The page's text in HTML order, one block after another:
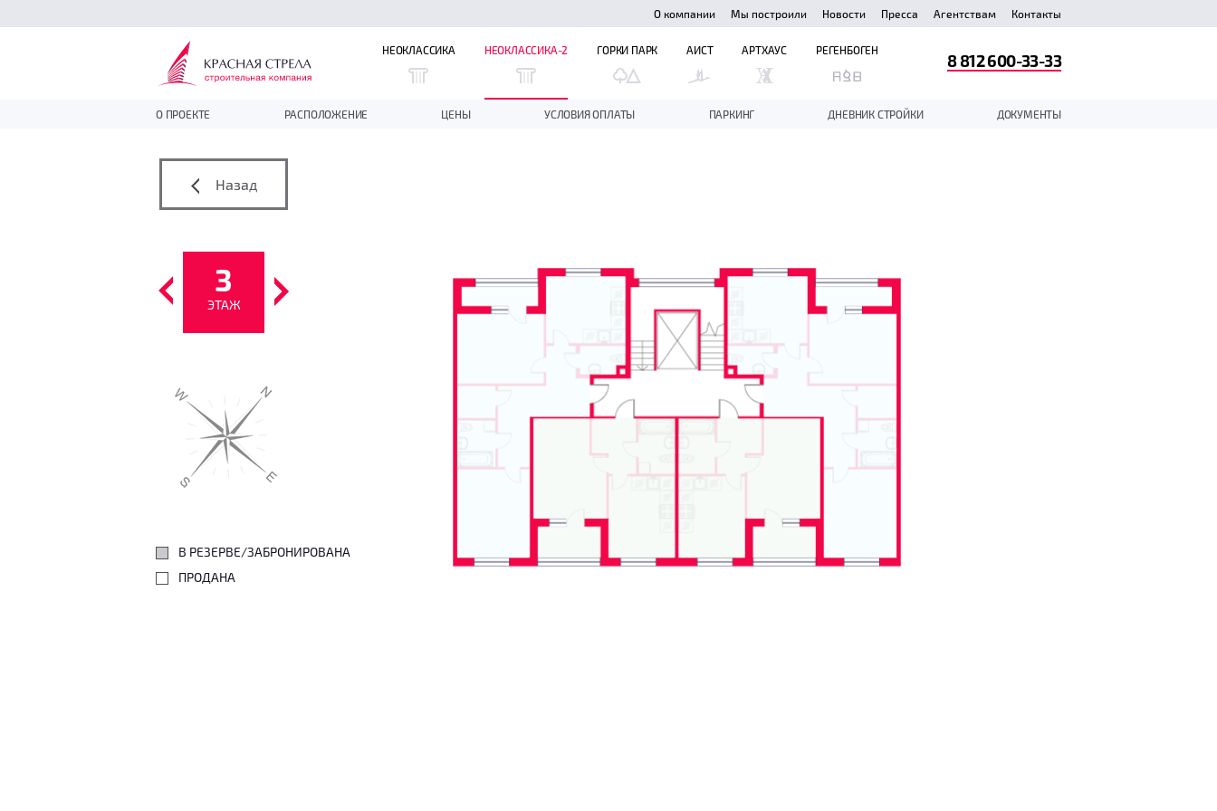
О компании Мы построили Новости Пресса Агентствам Контакты
НЕОКЛАССИКА НЕОКЛАССИКА-2
О ПРОЕКТЕ РАСПОЛОЖЕНИЕ ЦЕНЫ УСЛОВИЯ ОПЛАТЫ ПАРКИНГ ДНЕВНИК СТРОЙКИ ДОКУМЕНТЫ
ГОРКИ ПАРК АИСТ АРТХАУС РЕГЕНБОГЕН
8 812 600-33-33
Назад
3
ЭТАЖ
В РЕЗЕРВЕ/ЗАБРОНИРОВАНА
ПРОДАНА